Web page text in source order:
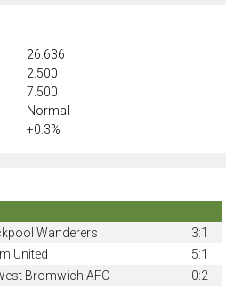
26.636
2.500
7.500
Normal
+0.3%
Wanderers
3:1
United
5:1
Bromwich AFC
0:2